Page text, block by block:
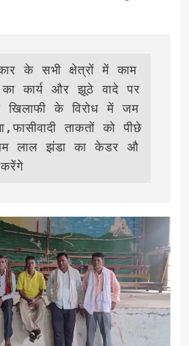
कार्य और झूठे वादे पर
खिलाफी के विरोध में जम
ताकतों को पीछे
लाल झंडा का केडर औ